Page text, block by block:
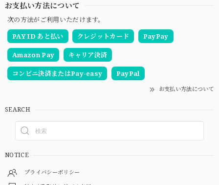
お支払い方法について
次の方法がご利用いただけます。
PAY ID あと払い
クレジットカード PayPay
Amazon Pay キャリア決済
コンビニ決済またはPay-easy PayPal
お支払い方法について
SEARCH
NOTICE
プライバシーポリシー